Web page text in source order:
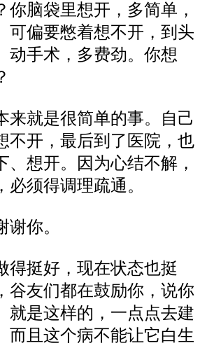
你脑袋里想开，多简单，
可偏要憋着想不开，到头
动手术， 多费劲。你想
来就是很简单的事。自己
不开，最后到了医院，也
、想开。因为心结不解，
须得调理疏通。
谢你。
得挺好，现在状态也挺
，谷友们都在鼓励你，说你
就是这样的，一点点去建
而且这个病不能让它白生